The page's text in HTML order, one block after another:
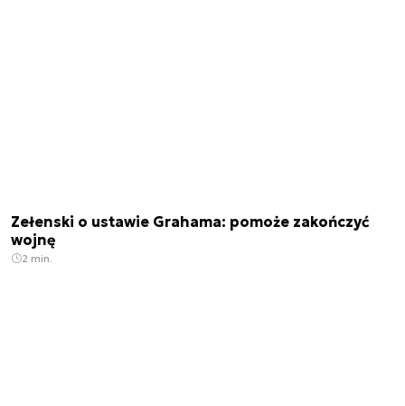
Zełenski o ustawie Grahama: pomoże zakończyć
wojnę
2 min.